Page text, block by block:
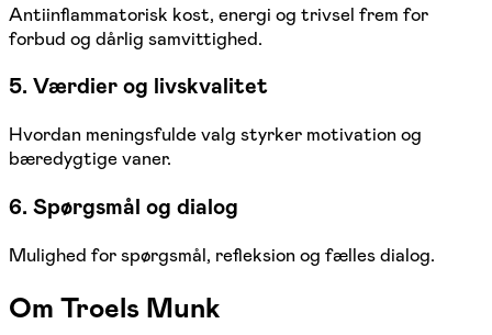
Antiinflammatorisk kost, energi og trivsel frem for
forbud og dårlig samvittighed.
5. Værdier og livskvalitet
Hvordan meningsfulde valg styrker motivation og
bæredygtige vaner.
6. Spørgsmål og dialog
Mulighed for spørgsmål, refleksion og fælles dialog.
Om Troels Munk